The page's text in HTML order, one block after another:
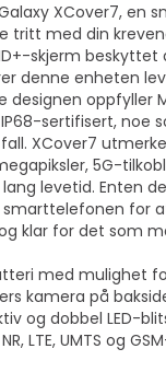
XCover7, en
tritt med din
skjerm beskyttet
denne enheten
designen oppfyller
sertifisert, noe
XCover7
5G-
levetid. Enten
smarttelefonen for
klar for det som
med mulighet
kamera på
og dobbel LED-
LTE, UMTS og